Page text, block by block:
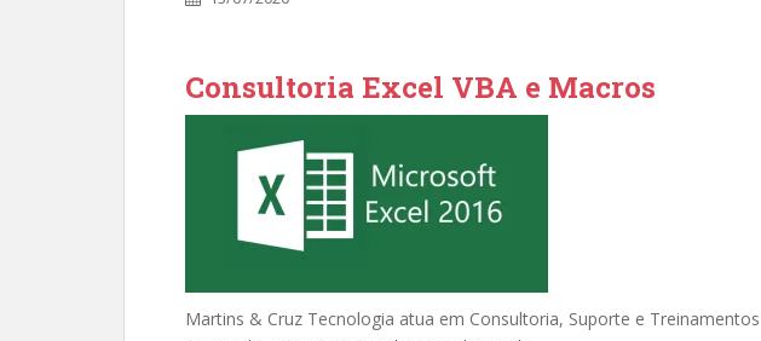
Consultoria Excel VBA e Macros
Martins & Cruz Tecnologia atua em Consultoria, Suporte e